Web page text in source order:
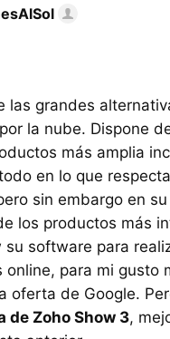
las grandes
la nube. Dispone
más amplia
en lo que
sin embargo en
los productos más
su software para
online, para mi gusto
oferta de Google.
de Zoho Show 3,